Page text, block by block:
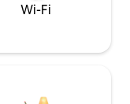
Wi-Fi